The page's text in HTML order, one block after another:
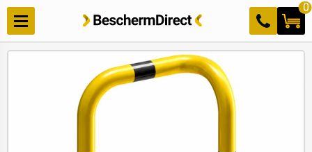
Meteen
naar de
content
0